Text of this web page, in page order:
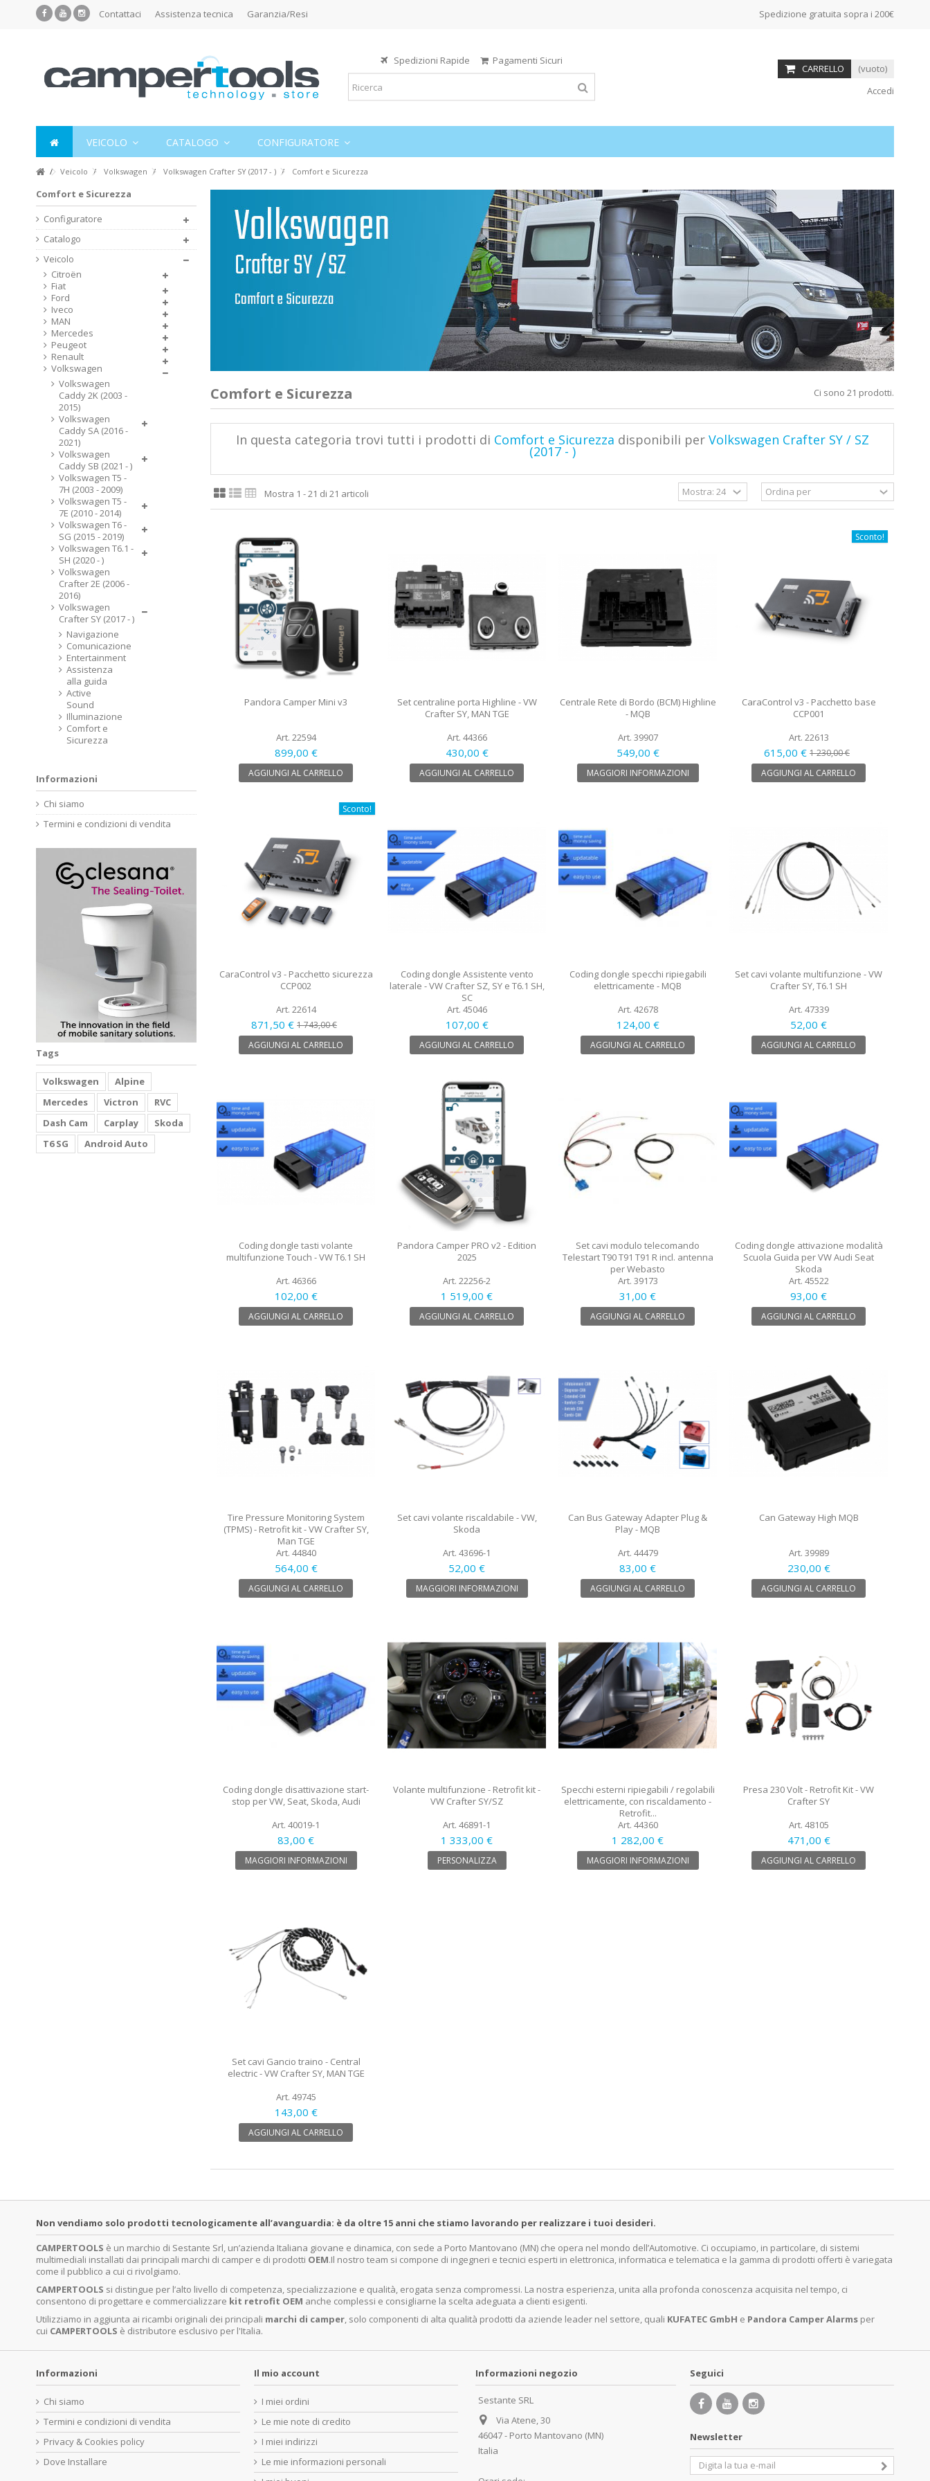
Contattaci Assistenza tecnica Garanzia/Resi Spedizione gratuita sopra i 200€
Spedizioni Rapide Pagamenti Sicuri
CARRELLO
(vuoto)
Accedi
VEICOLO CATALOGO CONFIGURATORE
Veicolo Volkswagen Volkswagen Crafter SY (2017 - ) Comfort e Sicurezza
Comfort e Sicurezza Ci sono 21 prodotti.
In questa categoria trovi tutti i prodotti di Comfort e Sicurezza disponibili per Volkswagen Crafter SY / SZ
(2017 - )
Mostra 1 - 21 di 21 articoli
Pandora Camper Mini v3
Art. 22594
899,00 €
AGGIUNGI AL CARRELLO
Set centraline porta Highline - VW
Crafter SY, MAN TGE
Art. 44366
430,00 €
AGGIUNGI AL CARRELLO
Centrale Rete di Bordo (BCM) Highline
- MQB
Art. 39907
549,00 €
MAGGIORI INFORMAZIONI
Sconto!
CaraControl v3 - Pacchetto base
CCP001
Art. 22613
615,00 € 1 230,00 €
AGGIUNGI AL CARRELLO
Sconto!
CaraControl v3 - Pacchetto sicurezza
CCP002
Art. 22614
871,50 € 1 743,00 €
AGGIUNGI AL CARRELLO
Coding dongle Assistente vento
laterale - VW Crafter SZ, SY e T6.1 SH,
SC
Art. 45046
107,00 €
AGGIUNGI AL CARRELLO
Coding dongle specchi ripiegabili
elettricamente - MQB
Art. 42678
124,00 €
AGGIUNGI AL CARRELLO
Set cavi volante multifunzione - VW
Crafter SY, T6.1 SH
Art. 47339
52,00 €
AGGIUNGI AL CARRELLO
Coding dongle tasti volante
multifunzione Touch - VW T6.1 SH
Art. 46366
102,00 €
AGGIUNGI AL CARRELLO
Pandora Camper PRO v2 - Edition
2025
Art. 22256-2
1 519,00 €
AGGIUNGI AL CARRELLO
Set cavi modulo telecomando
Telestart T90 T91 T91 R incl. antenna
per Webasto
Art. 39173
31,00 €
AGGIUNGI AL CARRELLO
Coding dongle attivazione modalità
Scuola Guida per VW Audi Seat
Skoda
Art. 45522
93,00 €
AGGIUNGI AL CARRELLO
Tire Pressure Monitoring System
(TPMS) - Retrofit kit - VW Crafter SY,
Man TGE
Art. 44840
564,00 €
AGGIUNGI AL CARRELLO
Set cavi volante riscaldabile - VW,
Skoda
Art. 43696-1
52,00 €
MAGGIORI INFORMAZIONI
Can Bus Gateway Adapter Plug &
Play - MQB
Art. 44479
83,00 €
AGGIUNGI AL CARRELLO
Can Gateway High MQB
Art. 39989
230,00 €
AGGIUNGI AL CARRELLO
Coding dongle disattivazione start-
stop per VW, Seat, Skoda, Audi
Art. 40019-1
83,00 €
MAGGIORI INFORMAZIONI
Volante multifunzione - Retrofit kit -
VW Crafter SY/SZ
Art. 46891-1
1 333,00 €
PERSONALIZZA
Specchi esterni ripiegabili / regolabili
elettricamente, con riscaldamento -
Retrofit...
Art. 44360
1 282,00 €
MAGGIORI INFORMAZIONI
Presa 230 Volt - Retrofit Kit - VW
Crafter SY
Art. 48105
471,00 €
AGGIUNGI AL CARRELLO
Set cavi Gancio traino - Central
electric - VW Crafter SY, MAN TGE
Art. 49745
143,00 €
AGGIUNGI AL CARRELLO
Comfort e Sicurezza
Configuratore
Catalogo
Veicolo
Citroën
Fiat
Ford
Iveco
MAN
Mercedes
Peugeot
Renault
Volkswagen
Volkswagen
Caddy 2K (2003 -
2015)
Volkswagen
Caddy SA (2016 -
2021)
Volkswagen
Caddy SB (2021 - )
Volkswagen T5 -
7H (2003 - 2009)
Volkswagen T5 -
7E (2010 - 2014)
Volkswagen T6 -
SG (2015 - 2019)
Volkswagen T6.1 -
SH (2020 - )
Volkswagen
Crafter 2E (2006 -
2016)
Volkswagen
Crafter SY (2017 - )
Navigazione
Comunicazione
Entertainment
Assistenza
alla guida
Active
Sound
Illuminazione
Comfort e
Sicurezza
Informazioni
Chi siamo
Termini e condizioni di vendita
Tags
Volkswagen
Alpine
Mercedes
Victron
RVC
Dash Cam
Carplay
Skoda
T6 SG
Android Auto
Non vendiamo solo prodotti tecnologicamente all’avanguardia: è da oltre 15 anni che stiamo lavorando per realizzare i tuoi desideri.
CAMPERTOOLS è un marchio di Sestante Srl, un’azienda Italiana giovane e dinamica, con sede a Porto Mantovano (MN) che opera nel mondo dell’Automotive. Ci occupiamo, in particolare, di sistemi
multimediali installati dai principali marchi di camper e di prodotti OEM.Il nostro team si compone di ingegneri e tecnici esperti in elettronica, informatica e telematica e la gamma di prodotti offerti è variegata
come il pubblico a cui ci rivolgiamo.
CAMPERTOOLS si distingue per l’alto livello di competenza, specializzazione e qualità, erogata senza compromessi. La nostra esperienza, unita alla profonda conoscenza acquisita nel tempo, ci
consentono di progettare e commercializzare kit retrofit OEM anche complessi e consigliarne la scelta adeguata a clienti esigenti.
Utilizziamo in aggiunta ai ricambi originali dei principali marchi di camper, solo componenti di alta qualità prodotti da aziende leader nel settore, quali KUFATEC GmbH e Pandora Camper Alarms per
cui CAMPERTOOLS è distributore esclusivo per l'Italia.
Informazioni
Chi siamo
Termini e condizioni di vendita
Privacy & Cookies policy
Dove Installare
Il mio account
I miei ordini
Le mie note di credito
I miei indirizzi
Le mie informazioni personali
Informazioni negozio
Sestante SRL
Via Atene, 30
46047 - Porto Mantovano (MN)
Italia
Seguici
Newsletter